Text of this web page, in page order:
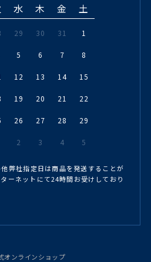
水 木 金 土
29 30 31 1
5 6 7 8
12 13 14 15
19 20 21 22
26 27 28 29
2 3 4 5
弊社指定日は商品を発送することが
ーネットにて24時間お受けしており
ンラインショップ